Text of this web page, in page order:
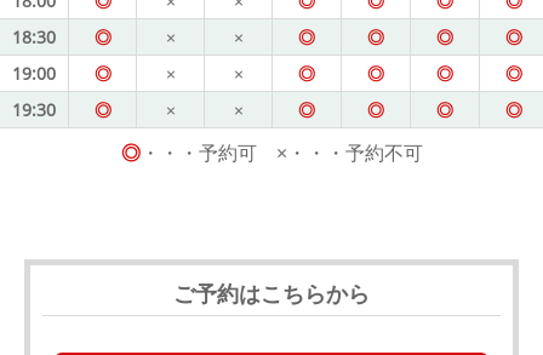
18:30
◎ × × ◎ ◎ ◎
◎
19:00
◎ × × ◎ ◎ ◎
◎
19:30
◎ × × ◎ ◎ ◎ ◎
◎・・・予約可 ×・・・予約不可
ご予約はこちらから